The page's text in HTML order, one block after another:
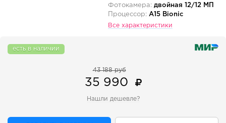
Фотокамера: двойная 12/12 МП
Процессор: A15 Bionic
Все характеристики
есть в наличии
43 188 руб
35 990
Нашли дешевле?